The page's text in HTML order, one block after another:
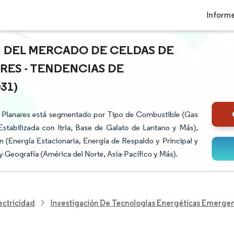
MERCADO DE CELDAS DE
- TENDENCIAS DE
está segmentado por Tipo de Combustible (Gas
con Itria, Base de Galato de Lantano y Más),
(Energía Estacionaria, Energía de Respaldo y Principal y
Geografía (América del Norte, Asia-Pacífico y Más).
Investigación De Tecnologías Energéticas